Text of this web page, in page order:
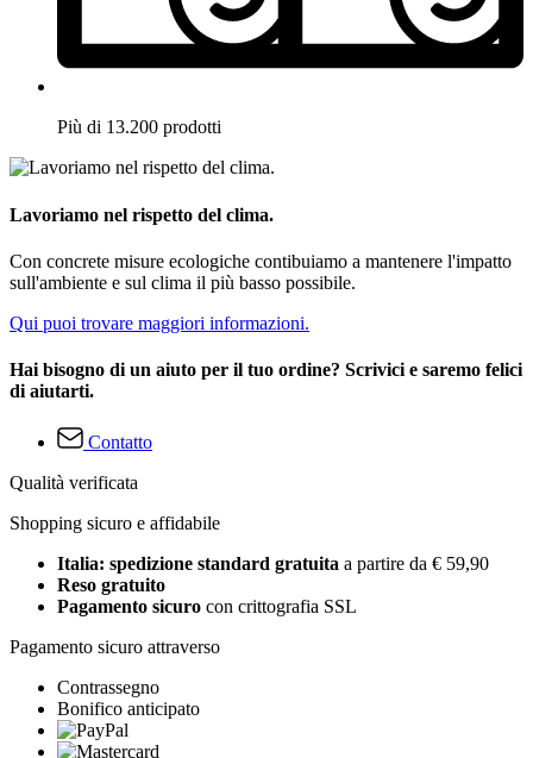
Più di 13.200 prodotti
Lavoriamo nel rispetto del clima.
Con concrete misure ecologiche contibuiamo a mantenere l'impatto
sull'ambiente e sul clima il più basso possibile.
Qui puoi trovare maggiori informazioni.
Hai bisogno di un aiuto per il tuo ordine? Scrivici e saremo felici
di aiutarti.
Contatto
Qualità verificata
Shopping sicuro e affidabile
Italia: spedizione standard gratuita a partire da € 59,90
Reso gratuito
Pagamento sicuro con crittografia SSL
Pagamento sicuro attraverso
Contrassegno
Bonifico anticipato